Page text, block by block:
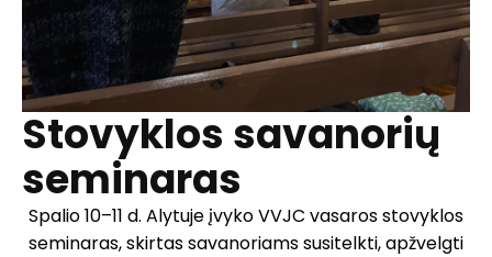
Stovyklos savanorių
seminaras
Spalio 10–11 d. Alytuje įvyko VVJC vasaros stovyklos
seminaras, skirtas savanoriams susitelkti, apžvelgti